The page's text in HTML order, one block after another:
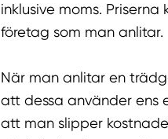
inklusive moms.
företag som man anlitar.
När man anlitar en
att dessa använder ens
att man slipper